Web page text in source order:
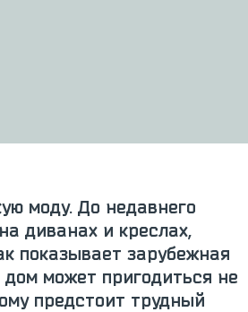
моду. До недавнего
диванах и креслах,
показывает зарубежная
дом может пригодиться не
предстоит трудный